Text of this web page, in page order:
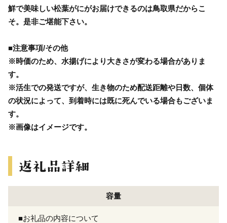
鮮で美味しい松葉がにがお届けできるのは鳥取県だからこ
そ。是非ご堪能下さい。
■注意事項/その他
※時価のため、水揚げにより大きさが変わる場合がありま
す。
※活生での発送ですが、生き物のため配送距離や日数、個体
の状況によって、到着時には既に死んでいる場合もございま
す。
※画像はイメージです。
容量
■お礼品の内容について